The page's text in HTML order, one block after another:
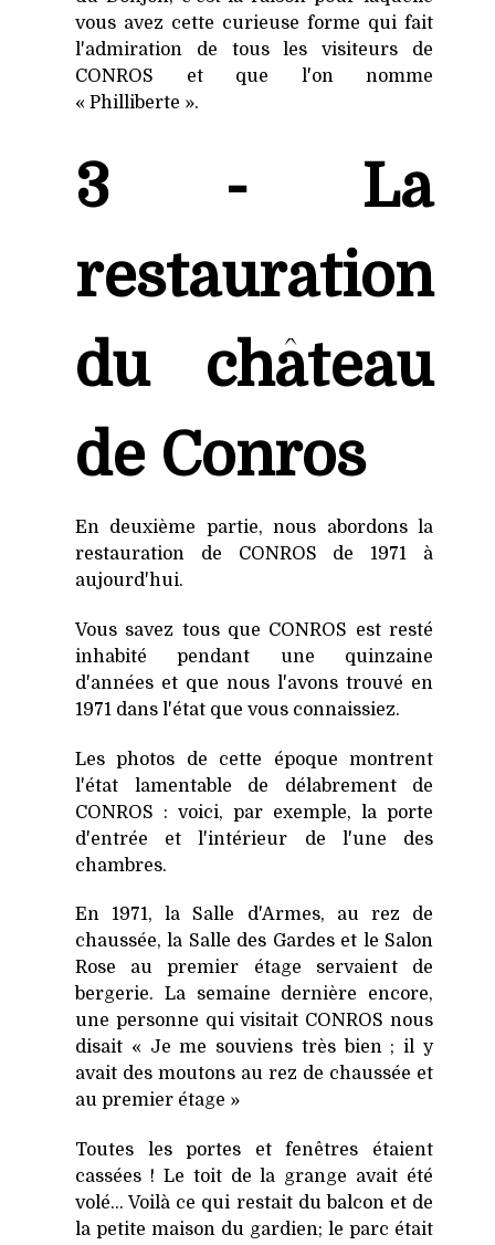
vous avez cette curieuse forme qui fait
l'admiration de tous les visiteurs de
CONROS et que l'on nomme
« Philliberte ».
3 - La
restauration
du château
de Conros
En deuxième partie, nous abordons la
restauration de CONROS de 1971 à
aujourd'hui.
Vous savez tous que CONROS est resté
inhabité pendant une quinzaine
d'années et que nous l'avons trouvé en
1971 dans l'état que vous connaissiez.
Les photos de cette époque montrent
l'état lamentable de délabrement de
CONROS : voici, par exemple, la porte
d'entrée et l'intérieur de l'une des
chambres.
En 1971, la Salle d'Armes, au rez de
chaussée, la Salle des Gardes et le Salon
Rose au premier étage servaient de
bergerie. La semaine dernière encore,
une personne qui visitait CONROS nous
disait « Je me souviens très bien ; il y
avait des moutons au rez de chaussée et
au premier étage »
Toutes les portes et fenêtres étaient
cassées ! Le toit de la grange avait été
volé... Voilà ce qui restait du balcon et de
la petite maison du gardien; le parc était